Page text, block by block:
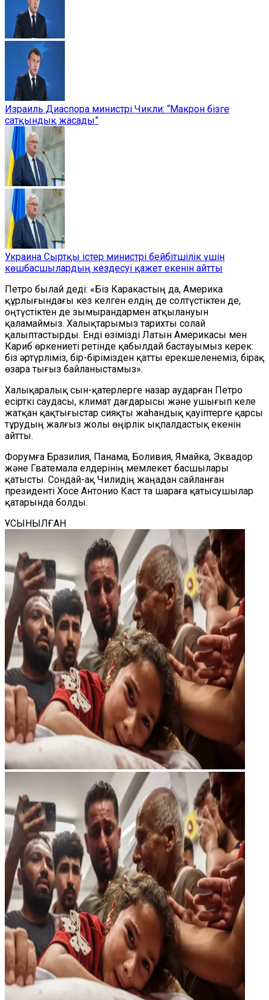
Израиль Диаспора министрі Чикли: “Макрон бізге
сатқындық жасады”
Украина Сыртқы істер министрі бейбітшілік үшін
көшбасшылардың кездесуі қажет екенін айтты
Петро былай деді: «Біз Каракастың да, Америка
құрлығындағы кез келген елдің де солтүстіктен де,
оңтүстіктен де зымырандармен атқылануын
қаламаймыз. Халықтарымыз тарихты солай
қалыптастырды. Енді өзімізді Латын Америкасы мен
Кариб өркениеті ретінде қабылдай бастауымыз керек:
біз әртүрліміз, бір-бірімізден қатты ерекшеленеміз, бірақ
өзара тығыз байланыстамыз».
Халықаралық сын-қатерлерге назар аударған Петро
есірткі саудасы, климат дағдарысы және ушығып келе
жатқан қақтығыстар сияқты жаһандық қауіптерге қарсы
тұрудың жалғыз жолы өңірлік ықпалдастық екенін
айтты.
Форумға Бразилия, Панама, Боливия, Ямайка, Эквадор
және Гватемала елдерінің мемлекет басшылары
қатысты. Сондай-ақ Чилидің жаңадан сайланған
президенті Хосе Антонио Каст та шараға қатысушылар
қатарында болды.
ҰСЫНЫЛҒАН